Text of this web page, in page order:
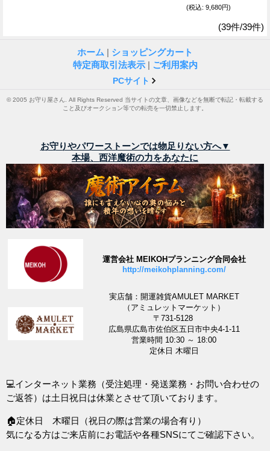
(税込: 9,680円)
(39件/39件)
ホーム | ショッピングカート
特定商取引法表示 | ご利用案内
PCサイト
© 2005 お守り屋さん. All Rights Reserved 当サイトの文章、画像などを無断で転記・転載する
こと及びオークション等での転売を一切禁止します。
お守りやパワーストーンでは物足りない方へ▼
本場、西洋魔術の力をあなたに
運営会社 MEIKOHプランニング合同会社
http://meikohplanning.com/
実店舗：開運雑貨AMULET MARKET
（アミュレットマーケット）
〒731-5128
広島県広島市佐伯区五日市中央4-1-11
営業時間 10:30 ～ 18:00
定休日 木曜日
💻インターネット業務（受注処理・発送業務・お問い合わせの
ご返答）は土日祝日は休業とさせて頂いております。
🏠定休日 木曜日（祝日の際は営業の場合有り）
気になる方はご来店前にお電話や各種SNSにてご確認下さい。